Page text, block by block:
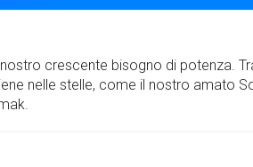
crescente bisogno di potenza.
nelle stelle, come il nostro amato